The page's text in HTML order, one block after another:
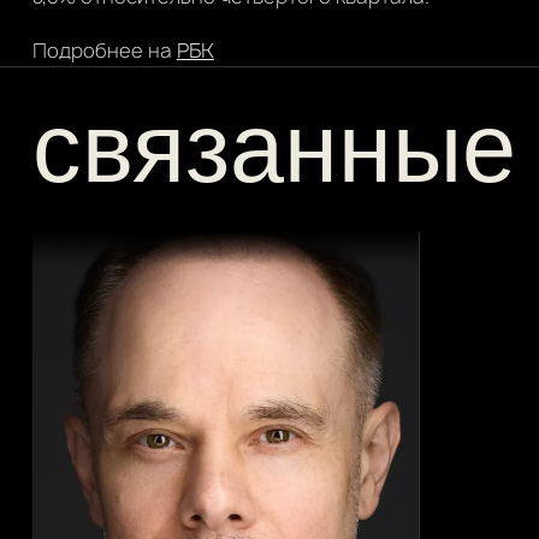
Подробнее на РБК